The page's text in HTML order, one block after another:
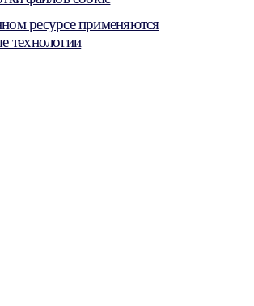
ресурсе применяются
технологии